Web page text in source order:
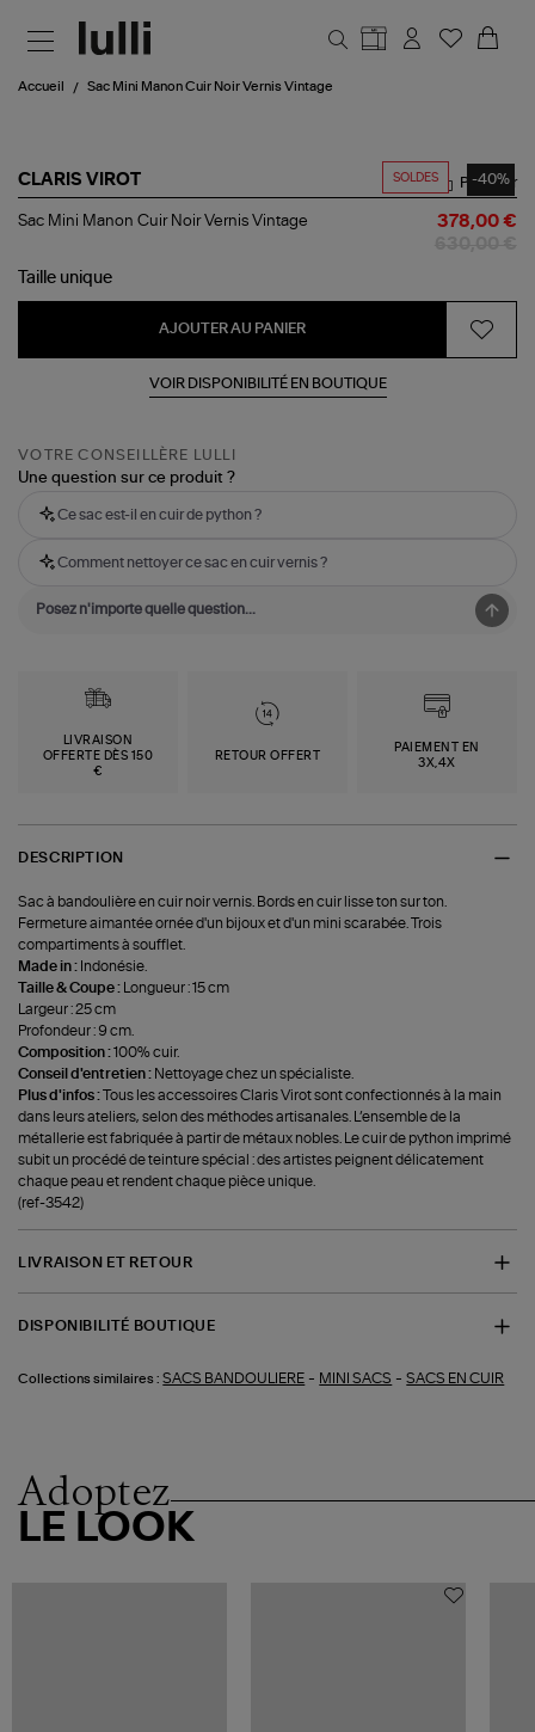
Accueil Sac Mini Manon Cuir Noir Vernis Vintage
SOLDES -40%
CLARIS VIROT
Sac
Cuir
Partager
Sac Mini Manon Cuir Noir Vernis Vintage 378,00 €
Taille unique
AJOUTER AU PANIER
VOIR DISPONIBILITÉ EN BOUTIQUE
VOTRE CONSEILLÈRE LULLI
Une question sur ce produit ?
Ce sac est-il en cuir de python ?
Comment nettoyer ce sac en cuir vernis ?
LIVRAISON
OFFERTE DÈS 150
€
RETOUR OFFERT
PAIEMENT EN
3X,4X
DESCRIPTION
Sac à bandoulière en cuir noir vernis. Bords en cuir lisse ton sur ton.
Fermeture aimantée ornée d'un bijoux et d'un mini scarabée. Trois
compartiments à soufflet.
Made in : Indonésie.
Taille & Coupe :
Longueur : 15 cm
Largeur : 25 cm
Profondeur : 9 cm.
Composition :100% cuir.
Conseil d'entretien : Nettoyage chez un spécialiste.
Plus d'infos :Tous les accessoires Claris Virot sont confectionnés à la main
dans leurs ateliers, selon des méthodes artisanales. L’ensemble de la
métallerie est fabriquée à partir de métaux nobles. Le cuir de python imprimé
subit un procédé de teinture spécial : des artistes peignent délicatement
chaque peau et rendent chaque pièce unique.
(ref-3542)
LIVRAISON ET RETOUR
DISPONIBILITÉ BOUTIQUE
Collections similaires : SACS BANDOULIERE - MINI SACS -SACS EN CUIR
Adoptez
LE LOOK